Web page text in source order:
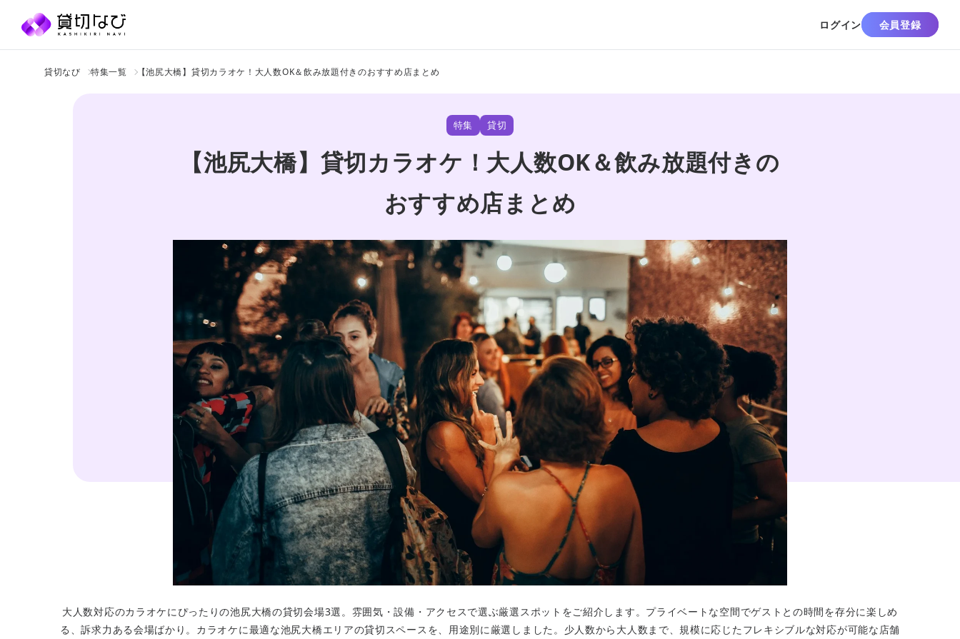
ログイン 会員登録
貸切なび 特集一覧 【池尻大橋】貸切カラオケ！大人数OK＆飲み放題付きのおすすめ店まとめ
特集 貸切
【池尻大橋】貸切カラオケ！大人数OK＆飲み放題付きの
おすすめ店まとめ
大人数対応のカラオケにぴったりの池尻大橋の貸切会場3選。雰囲気・設備・アクセスで選ぶ厳選スポットをご紹介します。プライベートな空間でゲストとの時間を存分に楽しめ
る、訴求力ある会場ばかり。カラオケに最適な池尻大橋エリアの貸切スペースを、用途別に厳選しました。少人数から大人数まで、規模に応じたフレキシブルな対応が可能な店舗